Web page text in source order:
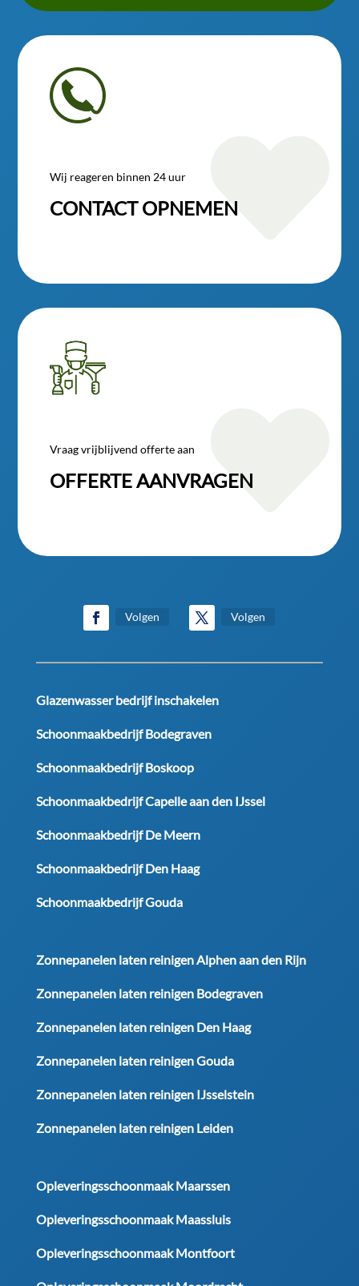
Wij reageren binnen 24 uur
CONTACT OPNEMEN
Vraag vrijblijvend offerte aan
OFFERTE AANVRAGEN

Volgen Volgen
Glazenwasser bedrijf inschakelen
Schoonmaakbedrijf Bodegraven
Schoonmaakbedrijf Boskoop
Schoonmaakbedrijf Capelle aan den IJssel
Schoonmaakbedrijf De Meern
Schoonmaakbedrijf Den Haag
Schoonmaakbedrijf Gouda
Zonnepanelen laten reinigen Alphen aan den Rijn
Zonnepanelen laten reinigen Bodegraven
Zonnepanelen laten reinigen Den Haag
Zonnepanelen laten reinigen Gouda
Zonnepanelen laten reinigen IJsselstein
Zonnepanelen laten reinigen Leiden
Opleveringsschoonmaak Maarssen
Opleveringsschoonmaak Maassluis
Opleveringsschoonmaak Montfoort